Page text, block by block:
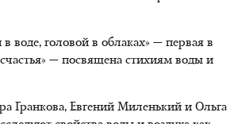
воде, головой в облаках» — первая в
счастья» — посвящена стихиям воды и
Гранкова, Евгений Миленький и Ольга